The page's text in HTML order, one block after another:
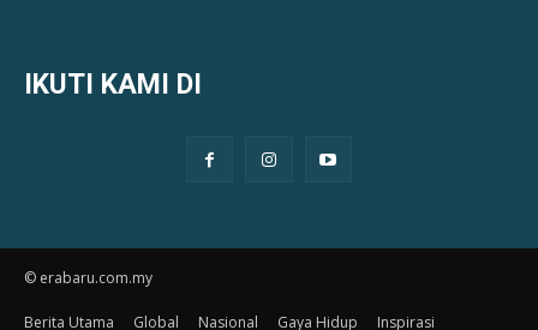
IKUTI KAMI DI
© erabaru.com.my
Berita Utama Global Nasional Gaya Hidup Inspirasi